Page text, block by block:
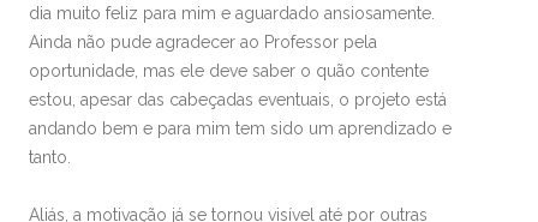
dia muito feliz para mim e aguardado ansiosamente.
Ainda não pude agradecer ao Professor pela
oportunidade, mas ele deve saber o quão contente
estou, apesar das cabeçadas eventuais, o projeto está
andando bem e para mim tem sido um aprendizado e
tanto.
Aliás, a motivação já se tornou visível até por outras